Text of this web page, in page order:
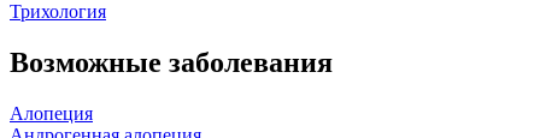
Трихология
Возможные заболевания
Алопеция